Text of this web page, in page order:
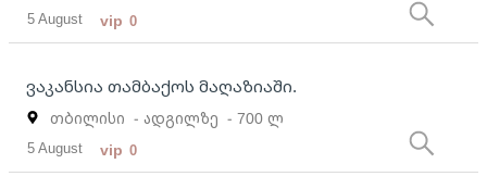
5 August vip 0
ვაკანსია თამბაქოს მაღაზიაში.
თბილისი - ადგილზე - 700 ლ
5 August vip 0